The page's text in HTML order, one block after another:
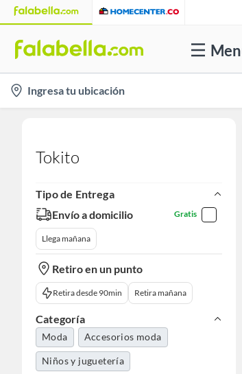
location-
icon
Ingresa tu ubicación
Tokito
Tipo de Entrega
Envío a domicilio
Gratis
Llega mañana
Retiro en un punto
Retira desde 90min Retira mañana
Categoría
Moda Accesorios moda
Niños y juguetería